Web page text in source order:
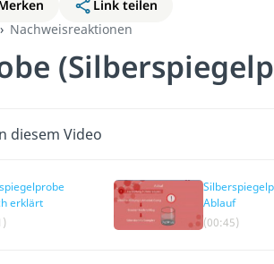
Link teilen
Nachweisreaktionen
diesem Video
erklärt
Ablauf
(00:45)